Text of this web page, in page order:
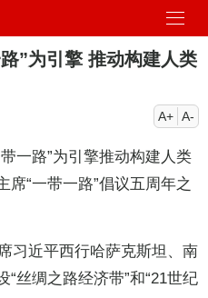
”为引擎 推动构建人类
A+ A-
一路”为引擎推动构建人类
“一带一路”倡议五周年之
习近平西行哈萨克斯坦、南
丝绸之路经济带”和“21世纪